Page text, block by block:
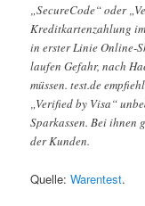
„SecureCode“ oder
Kreditkartenzahlung
in erster Linie Online-
laufen Gefahr, nach
müssen. test.de
„Verified by Visa“
Sparkassen. Bei ihnen
der Kunden.
Quelle:Warentest.